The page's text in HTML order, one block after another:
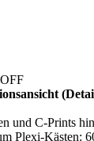
und C-Prints
Plexi-Kästen: